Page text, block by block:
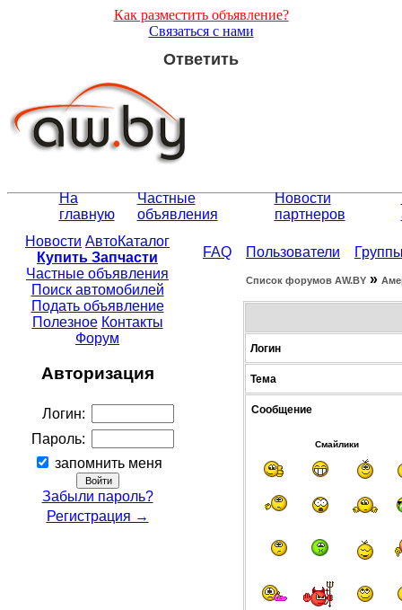
Как разместить объявление?
Связаться с нами
Ответить
На
главную
Частные
объявления
Новости
партнеров
Новости АвтоКаталог
Купить Запчасти
Частные объявления
Поиск автомобилей
Подать объявление
Полезное Контакты
Форум
Авторизация
Логин:
Пароль:
запомнить меня
Забыли пароль?
Регистрация →
FAQ Пользователи
Список форумов АW.BY »
Логин
Тема
Сообщение
Смайлики